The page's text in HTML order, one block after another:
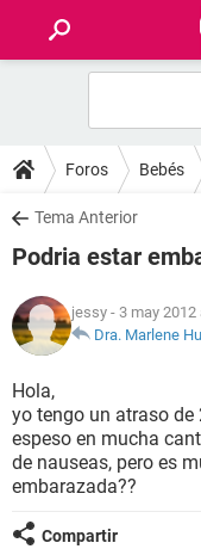
FOROS
SALUD
NUTRICIÓN
BIENESTAR
SEXUALIDAD
GLOSARIO
Foros Bebés
Tema Anterior
Podria estar
jessy - 3 may 2012
Dra. Marlene
Hola,
yo tengo un atraso
espeso en mucha
de nauseas, pero es
embarazada??
Compartir